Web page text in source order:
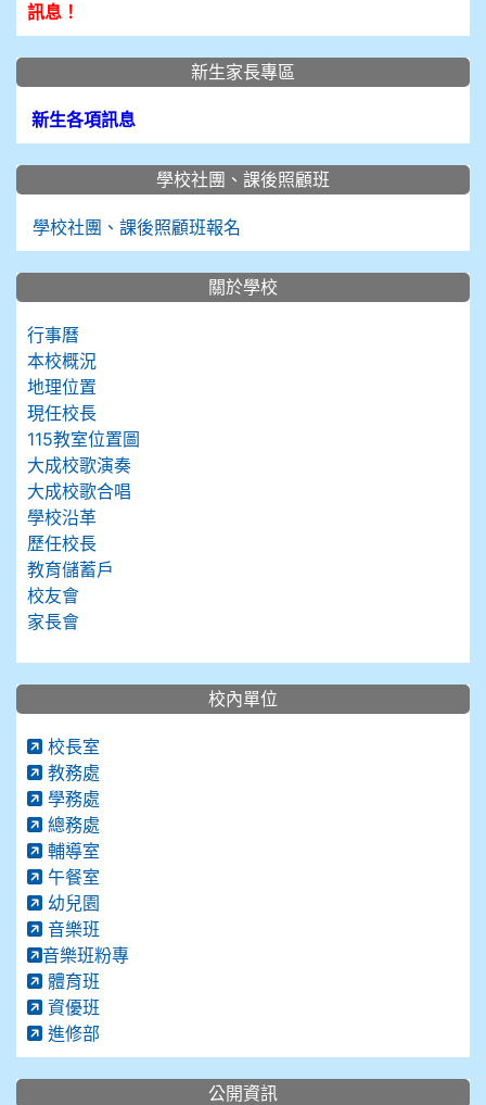
訊息！
新生家長專區
新生各項訊息
學校社團、課後照顧班
學校社團、課後照顧班報名
關於學校
行事曆
本校概況
地理位置
現任校長
115教室位置圖
大成校歌演奏
大成校歌合唱
學校沿革
歷任校長
教育儲蓄戶
校友會
家長會
校內單位
校長室
教務處
學務處
總務處
輔導室
午餐室
幼兒園
音樂班
音樂班粉專
體育班
資優班
進修部
公開資訊